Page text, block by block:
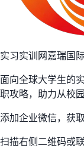
实习实训网嘉瑞国
面向全球大学生的
职攻略，助力从校园
添加企业微信，获
扫描右侧二维码或